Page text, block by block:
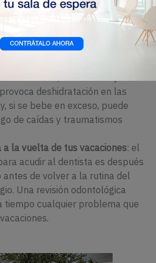
en los dientes, mal aliento y
de bebidas alcohólicas
aumenta en verano. La mayoría
son ácidas, por lo que
dental, sensibilidad y
deshidratación en las
si se bebe en exceso, puede
de caídas y traumatismos
la vuelta de tus vacaciones: el
acudir al dentista es después
antes de volver a la rutina del
Una revisión odontológica
tiempo cualquier problema que